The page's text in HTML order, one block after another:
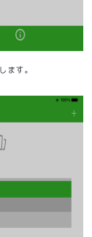
ます。